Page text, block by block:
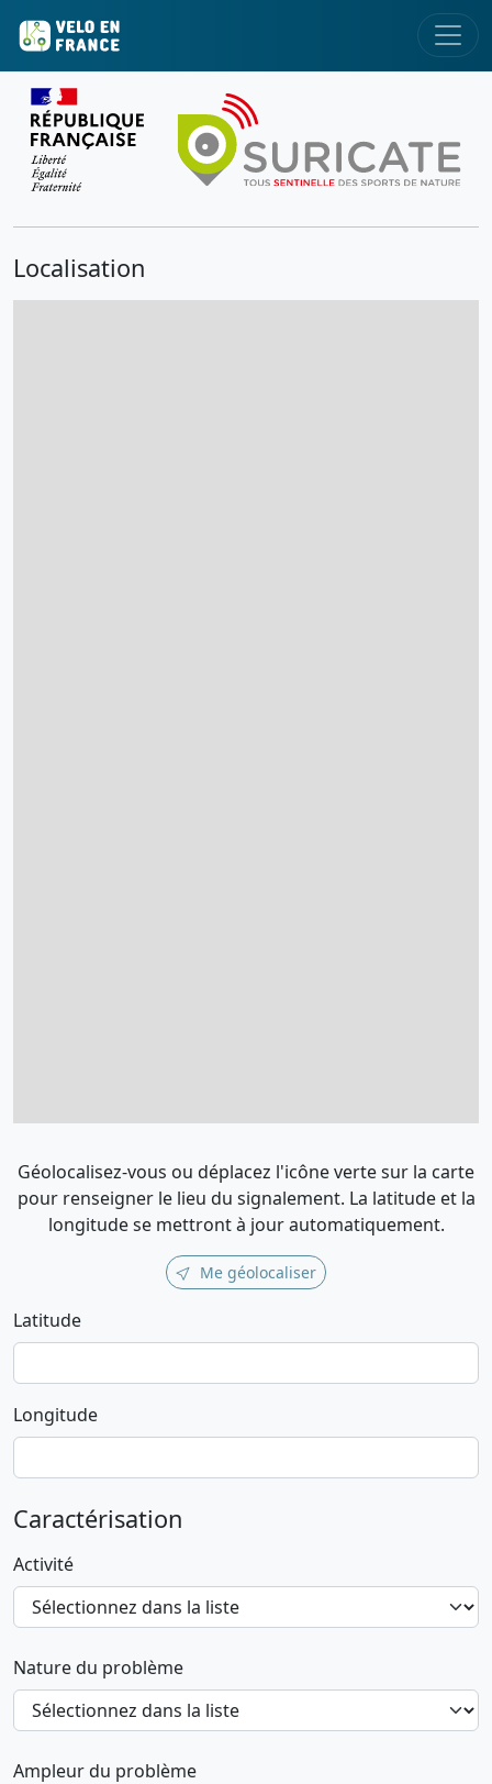
Localisation
Géolocalisez-vous ou déplacez l'icône verte sur la carte
pour renseigner le lieu du signalement. La latitude et la
longitude se mettront à jour automatiquement.
Me géolocaliser
Latitude
Longitude
Caractérisation
Activité
Nature du problème
Ampleur du problème